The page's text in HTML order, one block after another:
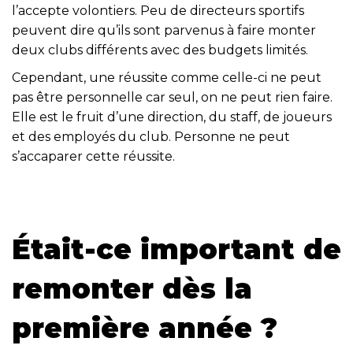
l’accepte volontiers. Peu de directeurs sportifs
peuvent dire qu’ils sont parvenus à faire monter
deux clubs différents avec des budgets limités.
Cependant, une réussite comme celle-ci ne peut
pas être personnelle car seul, on ne peut rien faire.
Elle est le fruit d’une direction, du staff, de joueurs
et des employés du club. Personne ne peut
s’accaparer cette réussite.
Était-ce important de
remonter dès la
première année ?